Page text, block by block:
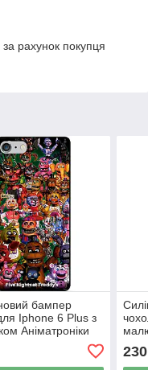
рахунок покупця
бампер
Iphone 6 Plus з
Аніматроніки
230